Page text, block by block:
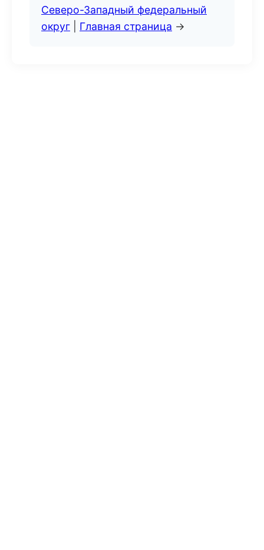
Северо-Западный федеральный
округ
Главная страница →